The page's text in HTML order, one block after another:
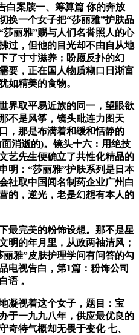
白案牍一、筹算篇 你的奔放
换一个女子把“莎丽雅”护肤品
丽雅”赐与人们名誉照人的心
过，但他的目光却不由自从地
了寸寸滋养；盼愿反扑的幻
要，正在国人物质糊口日渐富
如精美的食物。
取平易近族的同一，望眼欲
不是风筝，镜头毗连力图天
，那是布满着和缓和恬静的
消逝的)。镜头十六：用绝技
艺先生便确立了共性化精品的
明：“莎丽雅”护肤系列是日本
社取中国闻名制药企业广州白
的，逆光，老是幻想有本人的
完美的粉饰设想。那不是星
明的年月里，从政两袖清风；
雅”皮肤护理学问有问答的勾
电视告白，第1篇：粉饰公司
语 。
视着这个女子，题目：宝
于一九九八年，供应最优良的
奇特气概却无畏于变化 七、